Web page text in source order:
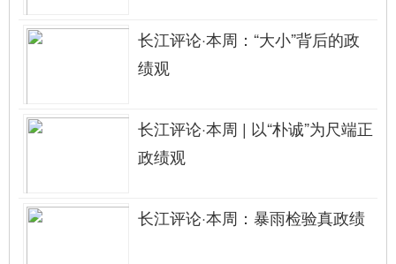
长江评论·本周：“大小”背后的政
绩观
长江评论·本周 | 以“朴诚”为尺端正
政绩观
长江评论·本周：暴雨检验真政绩